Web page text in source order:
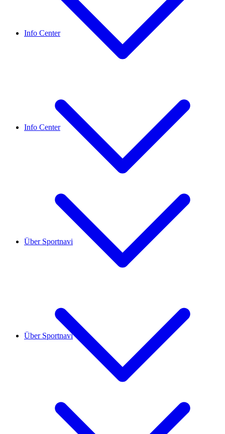
Info Center
Über Sportnavi
Info Center
Über Sportnavi